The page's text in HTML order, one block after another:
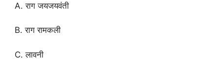
A. राग जयजयवंती
B. राग रामकली
C. लावनी